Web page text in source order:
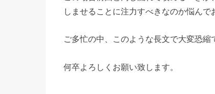
しませることに注力すべきなのか悩んで
ご多忙の中、このような長文で大変恐縮
何卒よろしくお願い致します。